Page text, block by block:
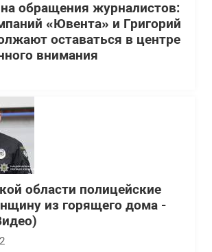
обращения журналистов:
«Ювента» и Григорий
оставаться в центре
внимания
области полицейские
из горящего дома -